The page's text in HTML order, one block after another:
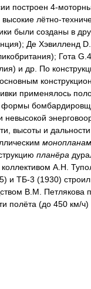
построен 4-
лётно-
были созданы в
Де Хэвилленд
Гота
и др. По
основным
применялось
формы
высоты и
планёра
А.Н.
и ТБ-3 (1930)
В.М. Петлякова
полёта (до 450 км/ч)